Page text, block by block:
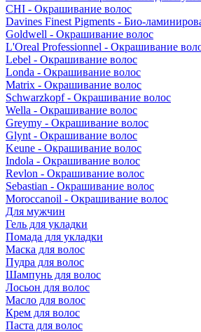
CHI - Окрашивание волос
Davines Finest Pigments - Био-
Goldwell - Окрашивание волос
L'Oreal Professionnel - Окрашивание
Lebel - Окрашивание волос
Londa - Окрашивание волос
Matrix - Окрашивание волос
Schwarzkopf - Окрашивание волос
Wella - Окрашивание волос
Greymy - Окрашивание волос
Glynt - Окрашивание волос
Keune - Окрашивание волос
Indola - Окрашивание волос
Revlon - Окрашивание волос
Sebastian - Окрашивание волос
Moroccanoil - Окрашивание волос
Для мужчин
Гель для укладки
Помада для укладки
Маска для волос
Пудра для волос
Шампунь для волос
Лосьон для волос
Масло для волос
Крем для волос
Паста для волос